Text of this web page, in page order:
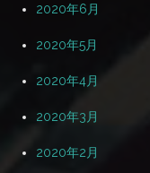
2020年6月
2020年5月
2020年4月
2020年3月
2020年2月